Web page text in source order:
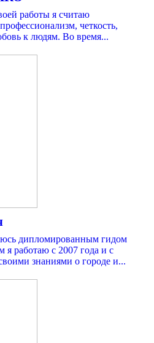
работы я считаю
четкость,
к людям. Во время...
дипломированным гидом
я работаю с 2007 года и с
знаниями о городе и...